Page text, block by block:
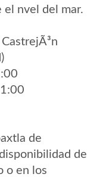
nvel del mar.
de
de
o en los